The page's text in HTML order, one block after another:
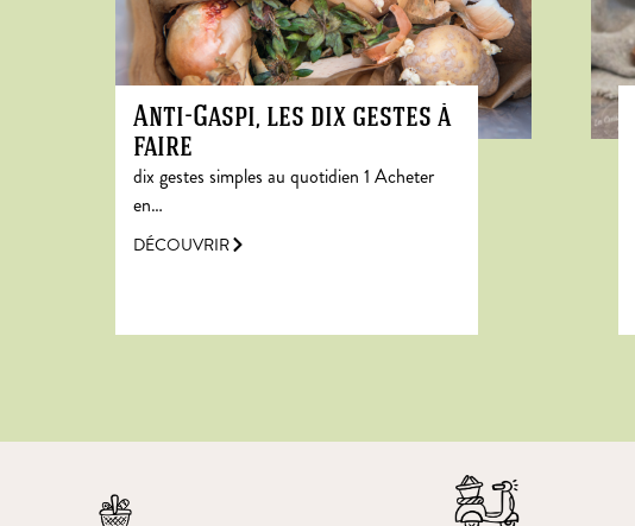
Anti-Gaspi, les dix gestes à
faire
dix gestes simples au quotidien 1 Acheter
en…
DÉCOUVRIR